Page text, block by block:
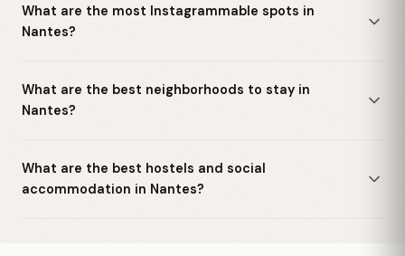
What are the most Instagrammable spots in
Nantes?
What are the best neighborhoods to stay in
Nantes?
What are the best hostels and social
accommodation in Nantes?